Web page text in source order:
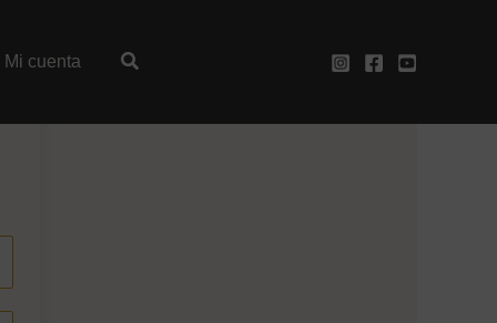
Mi cuenta